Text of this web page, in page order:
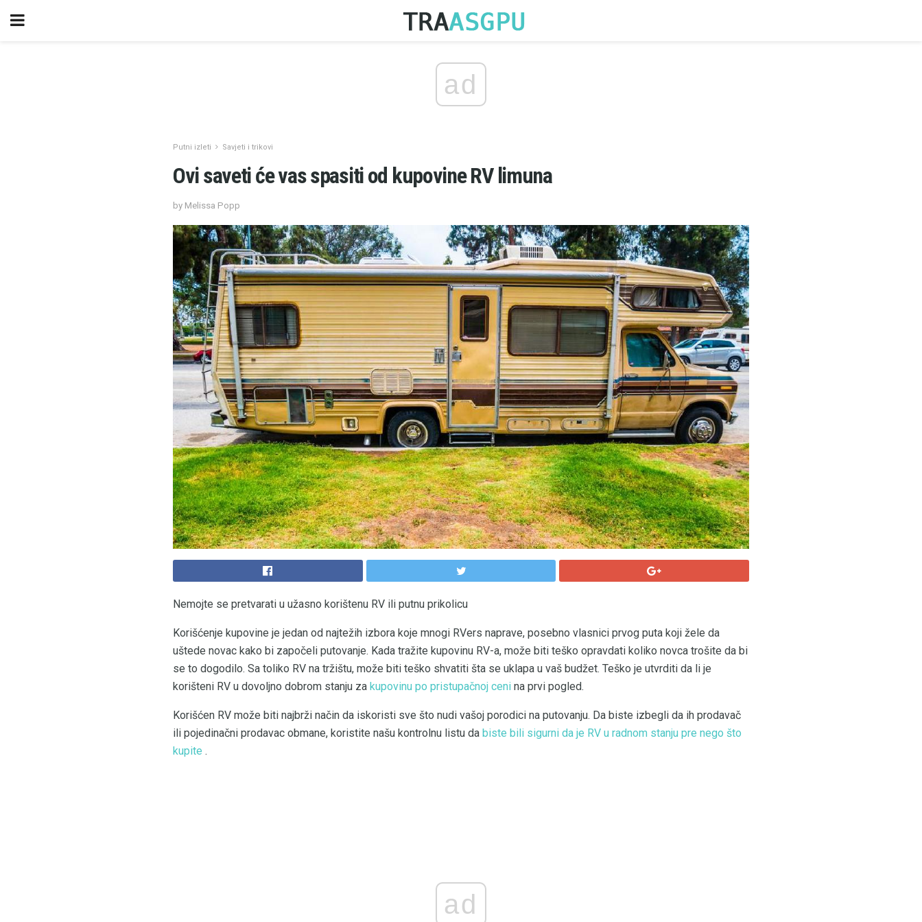
ad
Putni izleti Savjeti i trikovi
Ovi saveti će vas spasiti od kupovine RV limuna
by Melissa Popp
Nemojte se pretvarati u užasno korištenu RV ili putnu prikolicu
Korišćenje kupovine je jedan od najtežih izbora koje mnogi RVers naprave, posebno vlasnici prvog puta koji žele da
uštede novac kako bi započeli putovanje. Kada tražite kupovinu RV-a, može biti teško opravdati koliko novca trošite da bi
se to dogodilo. Sa toliko RV na tržištu, može biti teško shvatiti šta se uklapa u vaš budžet. Teško je utvrditi da li je
korišteni RV u dovoljno dobrom stanju za kupovinu po pristupačnoj ceni na prvi pogled.
Korišćen RV može biti najbrži način da iskoristi sve što nudi vašoj porodici na putovanju. Da biste izbegli da ih prodavač
ili pojedinačni prodavac obmane, koristite našu kontrolnu listu da biste bili sigurni da je RV u radnom stanju pre nego što
kupite .
ad